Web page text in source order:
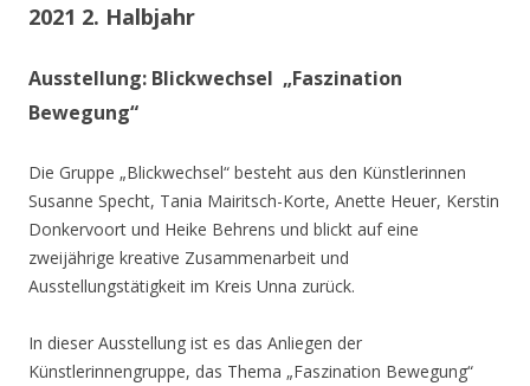
2021 2. Halbjahr
Ausstellung: Blickwechsel „Faszination
Bewegung“
Die Gruppe „Blickwechsel“ besteht aus den Künstlerinnen
Susanne Specht, Tania Mairitsch-Korte, Anette Heuer, Kerstin
Donkervoort und Heike Behrens und blickt auf eine
zweijährige kreative Zusammenarbeit und
Ausstellungstätigkeit im Kreis Unna zurück.
In dieser Ausstellung ist es das Anliegen der
Künstlerinnengruppe, das Thema „Faszination Bewegung“